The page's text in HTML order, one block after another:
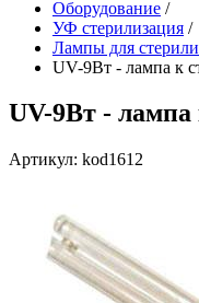
Оборудование /
УФ стерилизация /
Лампы для
UV-9Вт - лампа к
UV-9Вт - лампа
Артикул: kod1612